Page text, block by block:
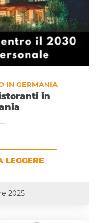
IN GERMANIA
in
LEGGERE
2025